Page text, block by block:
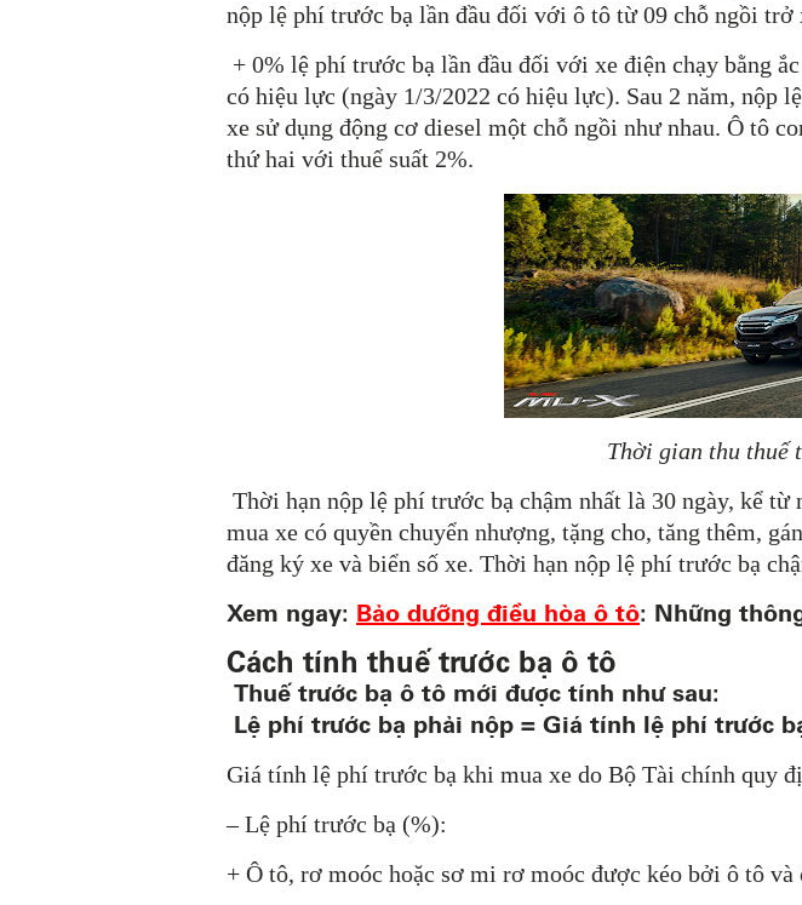
nộp lệ phí trước bạ lần đầu đối với ô tô từ 09 chỗ ngồi trở
+ 0% lệ phí trước bạ lần đầu đối với xe điện chạy bằng
có hiệu lực (ngày 1/3/2022 có hiệu lực). Sau 2 năm, nộp
xe sử dụng động cơ diesel một chỗ ngồi như nhau. Ô tô
thứ hai với thuế suất 2%.
Thời gian thu thuế
Thời hạn nộp lệ phí trước bạ chậm nhất là 30 ngày, kể từ
mua xe có quyền chuyển nhượng, tặng cho, tăng thêm,
đăng ký xe và biển số xe. Thời hạn nộp lệ phí trước bạ
Xem ngay: Bảo dưỡng điều hòa ô tô: Những
Cách tính thuế trước bạ ô tô
Thuế trước bạ ô tô mới được tính như sau:
Lệ phí trước bạ phải nộp = Giá tính lệ phí trước
Giá tính lệ phí trước bạ khi mua xe do Bộ Tài chính quy
– Lệ phí trước bạ (%):
+ Ô tô, rơ moóc hoặc sơ mi rơ moóc được kéo bởi ô tô